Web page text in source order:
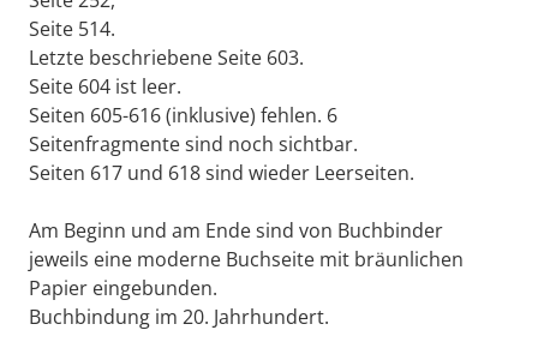
Seite 514.
Letzte beschriebene Seite 603.
Seite 604 ist leer.
Seiten 605-616 (inklusive) fehlen. 6
Seitenfragmente sind noch sichtbar.
Seiten 617 und 618 sind wieder Leerseiten.
Am Beginn und am Ende sind von Buchbinder
jeweils eine moderne Buchseite mit bräunlichen
Papier eingebunden.
Buchbindung im 20. Jahrhundert.